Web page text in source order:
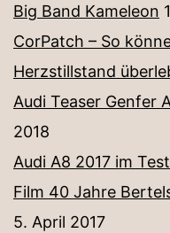
Big Band Kameleon
CorPatch – So
Herzstillstand
Audi Teaser Genfer
2018
Audi A8 2017 im Test
Film 40 Jahre
5. April 2017